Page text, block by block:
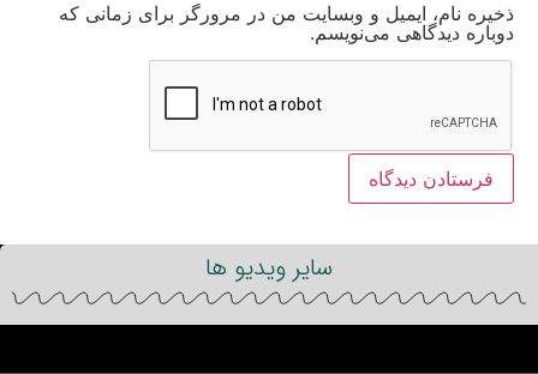
ذخیره نام، ایمیل و وبسایت من در مرورگر برای زمانی که
دوباره دیدگاهی می‌نویسم.
سایر ویدیو ها